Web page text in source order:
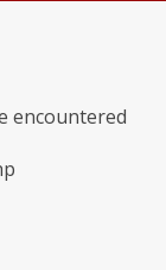
encountered